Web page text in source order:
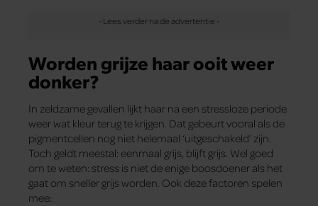
Worden grijze haar ooit weer
donker?
In zeldzame gevallen lijkt haar na een stressloze periode
weer wat kleur terug te krijgen. Dat gebeurt vooral als de
pigmentcellen nog niet helemaal ‘uitgeschakeld’ zijn.
Toch geldt meestal: eenmaal grijs, blijft grijs. Wel goed
om te weten: stress is niet de enige boosdoener als het
gaat om sneller grijs worden. Ook deze factoren spelen
mee: